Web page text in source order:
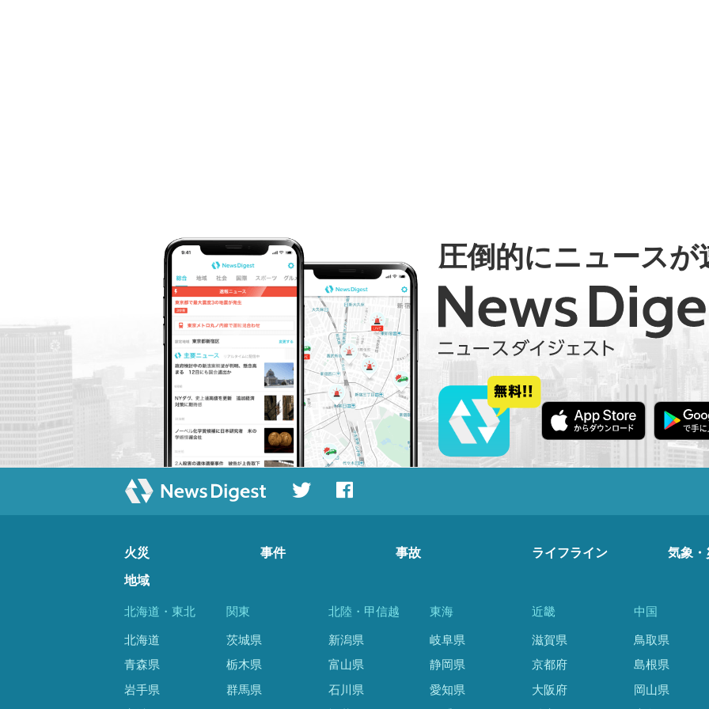
圧倒的にニュースが
火災 事件 事故 ライフライン 気象・
地域
北海道・東北
北海道
青森県
岩手県
関東
茨城県
栃木県
群馬県
北陸・甲信越
新潟県
富山県
石川県
東海
岐阜県
静岡県
愛知県
近畿
滋賀県
京都府
大阪府
中国
鳥取県
島根県
岡山県